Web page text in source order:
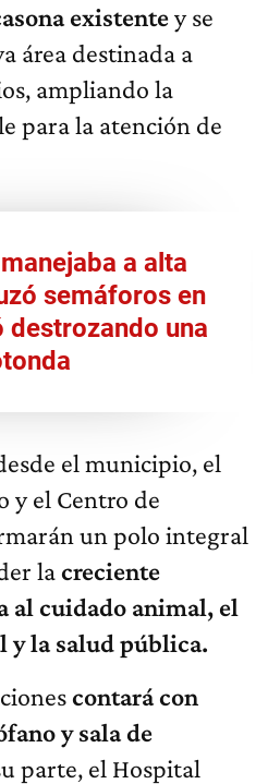
existentey se
área destinada a
ampliando la
para la atención de
a alta
semáforos en
una
el municipio, el
y el Centro de
un polo integral
lacreciente
al cuidado animal, el
y la salud pública.
contará con
y sala de
parte, el Hospital